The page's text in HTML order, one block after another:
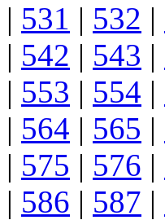
| 531 | 532 |
| 542 | 543 |
| 553 | 554 |
| 564 | 565 |
| 575 | 576 |
| 586 | 587 |